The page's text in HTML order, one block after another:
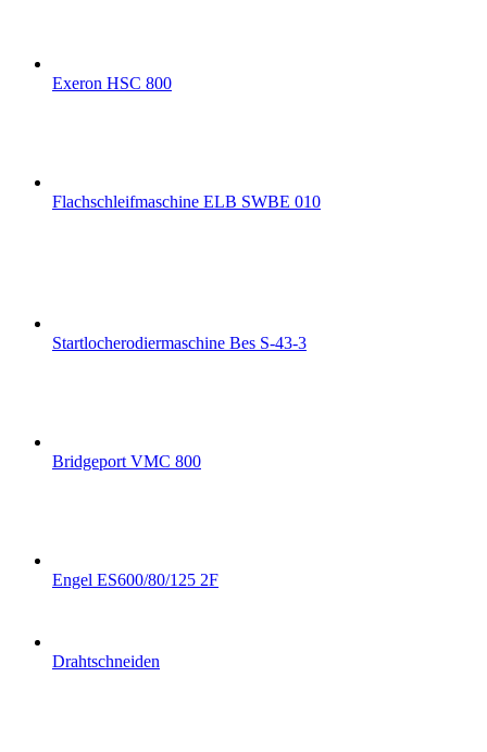
Exeron HSC 800
Flachschleifmaschine ELB SWBE 010
Startlocherodiermaschine Bes S-43-3
Bridgeport VMC 800
Engel ES600/80/125 2F
Drahtschneiden